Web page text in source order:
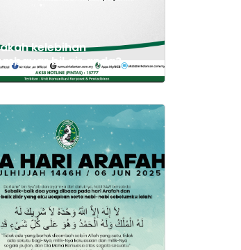
kelebihan
bil air anda?